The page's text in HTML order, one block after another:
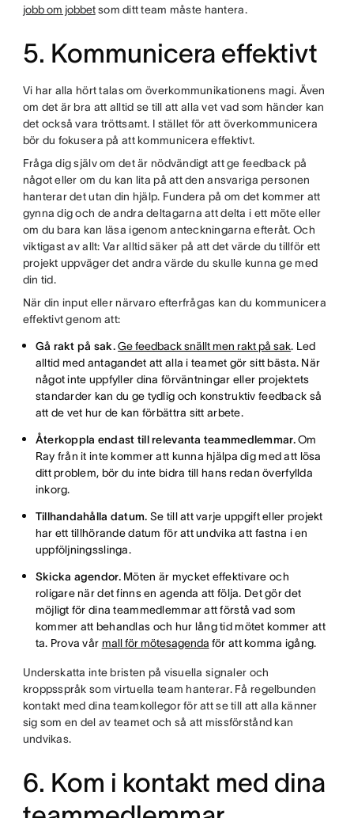
jobb om jobbetsom ditt team måste hantera.
5. Kommunicera effektivt
Vi har alla hört talas om överkommunikationens magi. Även
om det är bra att alltid se till att alla vet vad som händer kan
det också vara tröttsamt. I stället för att överkommunicera
bör du fokusera på att kommunicera effektivt.
Fråga dig själv om det är nödvändigt att ge feedback på
något eller om du kan lita på att den ansvariga personen
hanterar det utan din hjälp. Fundera på om det kommer att
gynna dig och de andra deltagarna att delta i ett möte eller
om du bara kan läsa igenom anteckningarna efteråt. Och
viktigast av allt: Var alltid säker på att det värde du tillför ett
projekt uppväger det andra värde du skulle kunna ge med
din tid.
När din input eller närvaro efterfrågas kan du kommunicera
effektivt genom att:
Gå rakt på sak. Ge feedback snällt men rakt på sak. Led
alltid med antagandet att alla i teamet gör sitt bästa. När
något inte uppfyller dina förväntningar eller projektets
standarder kan du ge tydlig och konstruktiv feedback så
att de vet hur de kan förbättra sitt arbete.
Återkoppla endast till relevanta teammedlemmar.Om
Ray från it inte kommer att kunna hjälpa dig med att lösa
ditt problem, bör du inte bidra till hans redan överfyllda
inkorg.
Tillhandahålla datum. Se till att varje uppgift eller projekt
har ett tillhörande datum för att undvika att fastna i en
uppföljningsslinga.
Skicka agendor. Möten är mycket effektivare och
roligare när det finns en agenda att följa. Det gör det
möjligt för dina teammedlemmar att förstå vad som
kommer att behandlas och hur lång tid mötet kommer att
ta. Prova vår mall för mötesagenda för att komma igång.
Underskatta inte bristen på visuella signaler och
kroppsspråk som virtuella team hanterar. Få regelbunden
kontakt med dina teamkollegor för att se till att alla känner
sig som en del av teamet och så att missförstånd kan
undvikas.
6. Kom i kontakt med dina